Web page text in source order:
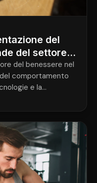
del
del settore
del benessere nel
comportamento
e la
attraverso
CRMConnect
per...